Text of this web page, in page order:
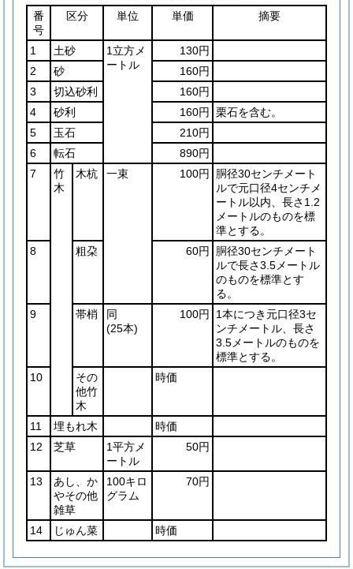
番
号
区分 単位 単価 摘要
1 土砂
1立方メ
ートル
130円
2
砂
160円
3
切込砂利
160円
4
砂利 160円
栗石を含む。
5
玉石
210円
6
転石
890円
7
竹
木
木杭 一束 100円
胴径30センチメート
ルで元口径4センチメ
ートル以内、長さ1.2
メートルのものを標
準とする。
8
粗朶 60円
胴径30センチメート
ルで長さ3.5メートル
のものを標準とす
る。
9
帯梢
同
(25本)
100円
1本につき元口径3セ
ンチメートル、長さ
3.5メートルのものを
標準とする。
10
その
他竹
木
時価
11 埋もれ木
時価
12
芝草
1平方メ
ートル
50円
13
あし、か
やその他
雑草
100キロ
グラム
70円
14 じゅん菜 時価